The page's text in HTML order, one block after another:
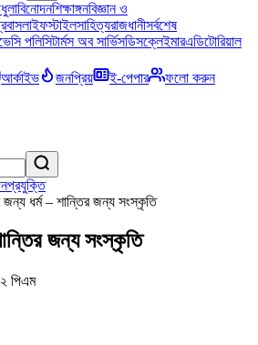
বিনোদনশিক্ষাঙ্গনবিজ্ঞান ও
লাইফস্টাইলসাহিত্যরাজধানীসর্বশেষ
পলিসিটার্মস অব সার্ভিসডিসক্লেইমারএডিটোরিয়াল
আর্কাইভ জনপ্রিয় ই-পেপার ফলো করুন
প্রযুক্তি
জন্য ধর্ম – শান্তির জন্য সংস্কৃতি
জন্য সংস্কৃতি
পিএম